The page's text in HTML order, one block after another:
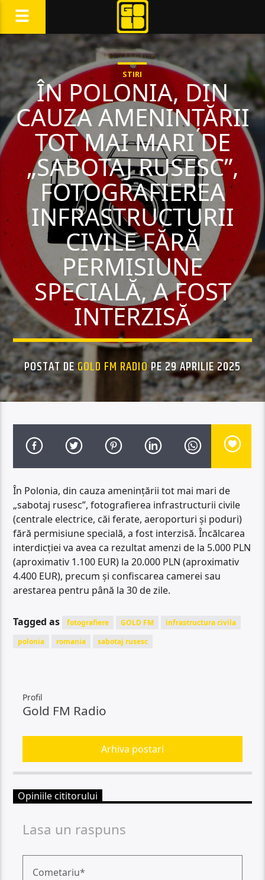
STIRI
ÎN POLONIA, DIN
CAUZA AMENINȚĂRII
TOT MAI MARI DE
„SABOTAJ RUSESC”,
FOTOGRAFIEREA
INFRASTRUCTURII
CIVILE FĂRĂ
PERMISIUNE
SPECIALĂ, A FOST
INTERZISĂ
POSTAT DEGOLD FM RADIOPE 29 APRILIE 2025
În Polonia, din cauza amenințării tot mai mari de
„sabotaj rusesc”, fotografierea infrastructurii civile
(centrale electrice, căi ferate, aeroporturi și poduri)
fără permisiune specială, a fost interzisă. Încălcarea
interdicției va avea ca rezultat amenzi de la 5.000 PLN
(aproximativ 1.100 EUR) la 20.000 PLN (aproximativ
4.400 EUR), precum și confiscarea camerei sau
arestarea pentru până la 30 de zile.
Tagged as fotografiere GOLD FM
infrastructura civila
polonia
romania sabotaj rusesc
Profil
Gold FM Radio
Arhiva postari
Opiniile cititorului
Lasa un raspuns